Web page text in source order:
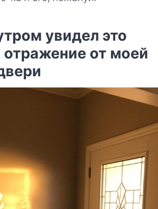
увидел это
отражение от моей